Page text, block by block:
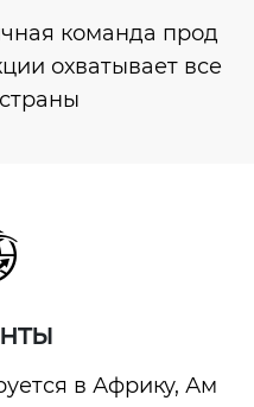
команда прод
охватывает все
в Африку, Ам